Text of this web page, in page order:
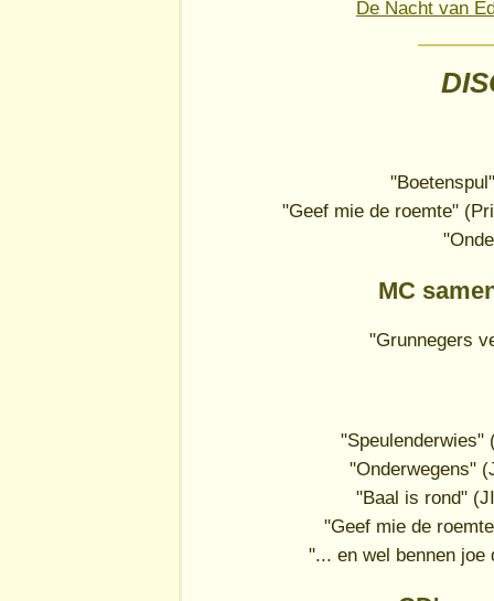
De Nacht van
"Geef mie de roemte"
MC
"Grunnegers
"Speulenderwies"
"Onderwegens"
"Baal is rond"
"Geef mie de
"... en wel bennen joe